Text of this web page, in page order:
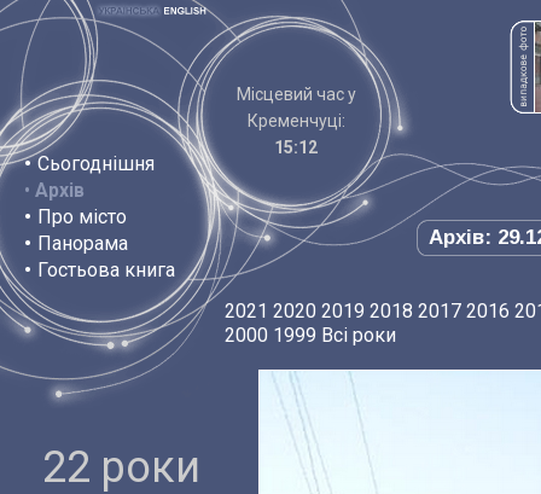
• Сьогоднішня
• Архів
• Про місто
• Панорама
• Гостьова книга
Місцевий час у
Кременчуці:
15:12
Архів:
22 роки
2021 2020 2019 2018 2017 2016
2000 1999 Всі роки